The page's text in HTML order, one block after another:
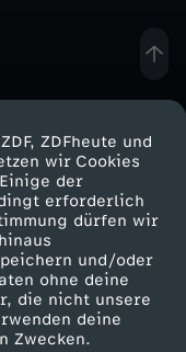
ZDFheute und
wir Cookies
der
erforderlich
dürfen wir
und/oder
ohne deine
die nicht unsere
deine
Zwecken.
zum ZDF